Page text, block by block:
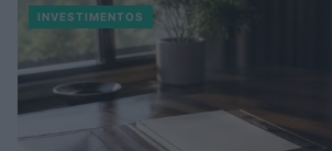
INVESTIMENTOS